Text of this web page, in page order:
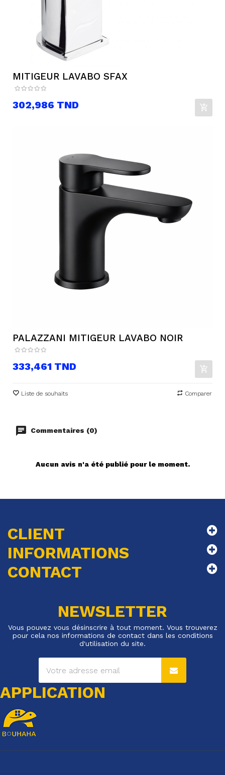
MITIGEUR LAVABO SFAX
Prix
302,986 TND
PALAZZANI MITIGEUR LAVABO NOIR
Prix
333,461 TND
Liste de souhaits Comparer
Commentaires (0)
Aucun avis n'a été publié pour le moment.
CLIENT
INFORMATIONS
CONTACT
NEWSLETTER
Vous pouvez vous désinscrire à tout moment. Vous trouverez
pour cela nos informations de contact dans les conditions
d'utilisation du site.
APPLICATION